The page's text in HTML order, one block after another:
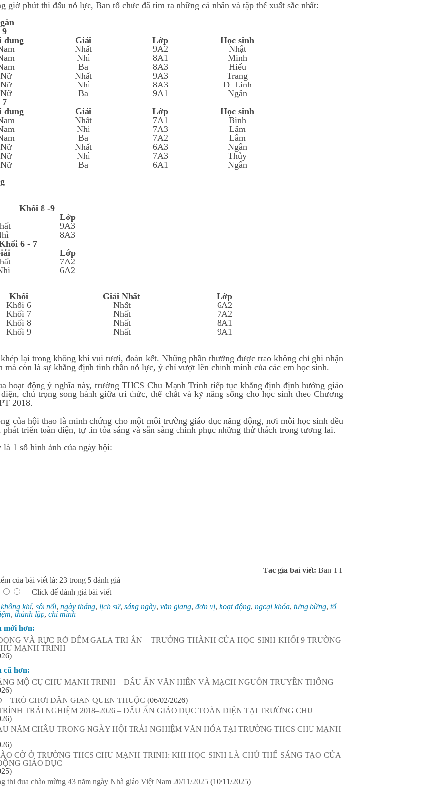
giờ phút thi đấu nỗ lực, Ban tổ chức đã tìm ra những cá nhân và tập thể xuất sắc nhất:
9
dung
Giải Lớp
Học sinh
Nhất 9A2
Nhật
Nhì 8A1
Minh
Ba 8A3
Hiếu
Nữ
Nhất 9A3
Trang
Nữ
Nhì 8A3
D. Linh
Nữ
Ba 9A1
Ngân
7
dung
Giải Lớp
Học sinh
Nhất 7A1
Bình
Nhì 7A3
Lâm
Ba 7A2
Lâm
Nữ
Nhất 6A3
Ngân
Nữ
Nhì 7A3
Thủy
Nữ
Ba 6A1
Ngân
Khối 8 -9
Lớp
9A3
8A3
6 - 7
Lớp
7A2
6A2
Khối
Giải Nhất
Lớp
Khối 6
Nhất
6A2
Khối 7
Nhất
7A2
Khối 8
Nhất
8A1
Khối 9
Nhất 9A1
lại trong không khí vui tươi, đoàn kết. Những phần thưởng được trao không chỉ ghi nhận
mà còn là sự khẳng định tinh thần nỗ lực, ý chí vượt lên chính mình của các em học sinh.
hoạt động ý nghĩa này, trường THCS Chu Mạnh Trinh tiếp tục khẳng định định hướng giáo
chú trọng song hành giữa tri thức, thể chất và kỹ năng sống cho học sinh theo Chương
2018.
của hội thao là minh chứng cho một môi trường giáo dục năng động, nơi mỗi học sinh đều
phát triển toàn diện, tự tin tỏa sáng và sẵn sàng chinh phục những thử thách trong tương lai.
1 số hình ảnh của ngày hội:
Tác giả bài viết: Ban TT
của bài viết là: 23 trong 5 đánh giá
Click để đánh giá bài viết
không khí, sôi nổi, ngày tháng, lịch sử, sáng ngày, văn giang, đơn vị, hoạt động, ngoại khóa, tưng bừng, tổ
, thành lập, chí minh
mới hơn:
VÀ RỰC RỠ ĐÊM GALA TRI ÂN – TRƯỞNG THÀNH CỦA HỌC SINH KHỐI 9 TRƯỜNG
MẠNH TRINH
cũ hơn:
MỘ CỤ CHU MẠNH TRINH – DẤU ẤN VĂN HIẾN VÀ MẠCH NGUỒN TRUYỀN THỐNG
– TRÒ CHƠI DÂN GIAN QUEN THUỘC (06/02/2026)
TRẢI NGHIỆM 2018–2026 – DẤU ẤN GIÁO DỤC TOÀN DIỆN TẠI TRƯỜNG CHU
NĂM CHÂU TRONG NGÀY HỘI TRẢI NGHIỆM VĂN HÓA TẠI TRƯỜNG THCS CHU MẠNH
CỜ Ở TRƯỜNG THCS CHU MẠNH TRINH: KHI HỌC SINH LÀ CHỦ THỂ SÁNG TẠO CỦA
GIÁO DỤC
thi đua chào mừng 43 năm ngày Nhà giáo Việt Nam 20/11/2025 (10/11/2025)